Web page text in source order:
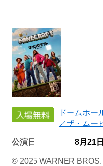
ドームホー
／ザ・ムー
公演日 8月21
© 2025 WARNER